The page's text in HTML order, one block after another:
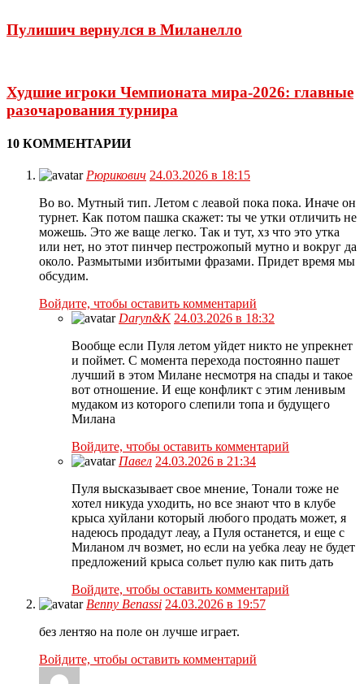
Пулишич вернулся в Миланелло
Худшие игроки Чемпионата мира-2026: главные
разочарования турнира
10 КОММЕНТАРИИ
Рюрикович 24.03.2026 в 18:15
Во во. Мутный тип. Летом с леавой пока пока. Иначе он
турнет. Как потом пашка скажет: ты че утки отличить не
можешь. Это же ваще легко. Так и тут, хз что это утка
или нет, но этот пинчер пестрожопый мутно и вокруг да
около. Размытыми избитыми фразами. Придет время мы
обсудим.
Войдите, чтобы оставить комментарий
Daryn&K 24.03.2026 в 18:32
Вообще если Пуля летом уйдет никто не упрекнет
и поймет. С момента перехода постоянно пашет
лучший в этом Милане несмотря на спады и такое
вот отношение. И еще конфликт с этим ленивым
мудаком из которого слепили топа и будущего
Милана
Войдите, чтобы оставить комментарий
Павел 24.03.2026 в 21:34
Пуля высказывает свое мнение, Тонали тоже не
хотел никуда уходить, но все знают что в клубе
крыса хуйлани который любого продать может, я
надеюсь продадут леау, а Пуля останется, и еще с
Миланом лч возмет, но если на уебка леау не будет
предложений крыса сольет пулю как пить дать
Войдите, чтобы оставить комментарий
Benny Benassi 24.03.2026 в 19:57
без лентяо на поле он лучше играет.
Войдите, чтобы оставить комментарий